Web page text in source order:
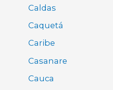
Caldas
Caquetá
Caribe
Casanare
Cauca